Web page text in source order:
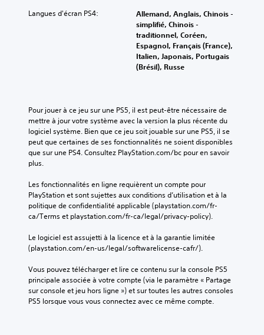
Langues d'écran PS4:
Allemand, Anglais, Chinois -
simplifié, Chinois -
traditionnel, Coréen,
Espagnol, Français (France),
Italien, Japonais, Portugais
(Brésil), Russe
Pour jouer à ce jeu sur une PS5, il est peut-être nécessaire de
mettre à jour votre système avec la version la plus récente du
logiciel système. Bien que ce jeu soit jouable sur une PS5, il se
peut que certaines de ses fonctionnalités ne soient disponibles
que sur une PS4. Consultez PlayStation.com/bc pour en savoir
plus.
Les fonctionnalités en ligne requièrent un compte pour
PlayStation et sont sujettes aux conditions d’utilisation et à la
politique de confidentialité applicable (playstation.com/fr-
ca/Terms et playstation.com/fr-ca/legal/privacy-policy).
Le logiciel est assujetti à la licence et à la garantie limitée
(playstation.com/en-us/legal/softwarelicense-cafr/).
Vous pouvez télécharger et lire ce contenu sur la console PS5
principale associée à votre compte (via le paramètre « Partage
sur console et jeu hors ligne ») et sur toutes les autres consoles
PS5 lorsque vous vous connectez avec ce même compte.